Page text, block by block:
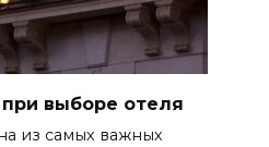
выборе отеля
из самых важных